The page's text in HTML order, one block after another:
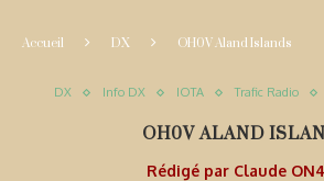
Accueil DX OH0V Aland Islands
DX Info DX IOTA Trafic Radio
OH0V ALAND
Rédigé par Claude